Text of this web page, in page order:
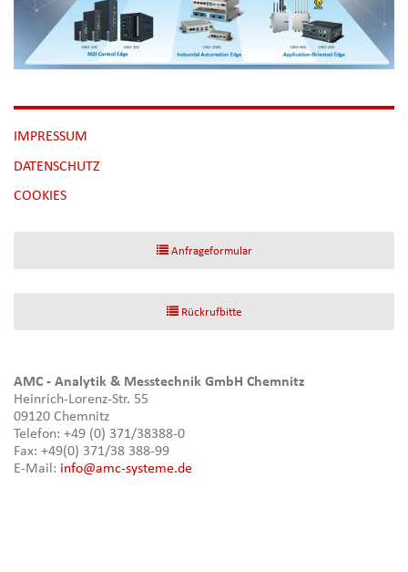
NAVIGATION
ÜBERSPRINGEN
IMPRESSUM
DATENSCHUTZ
[NBSP]
COOKIES
Anfrageformular
Rückrufbitte
AMC - Analytik & Messtechnik GmbH Chemnitz
Heinrich-Lorenz-Str. 55
09120 Chemnitz
Telefon: +49 (0) 371/38388-0
Fax: +49(0) 371/38 388-99
E-Mail: info@amc-systeme.de